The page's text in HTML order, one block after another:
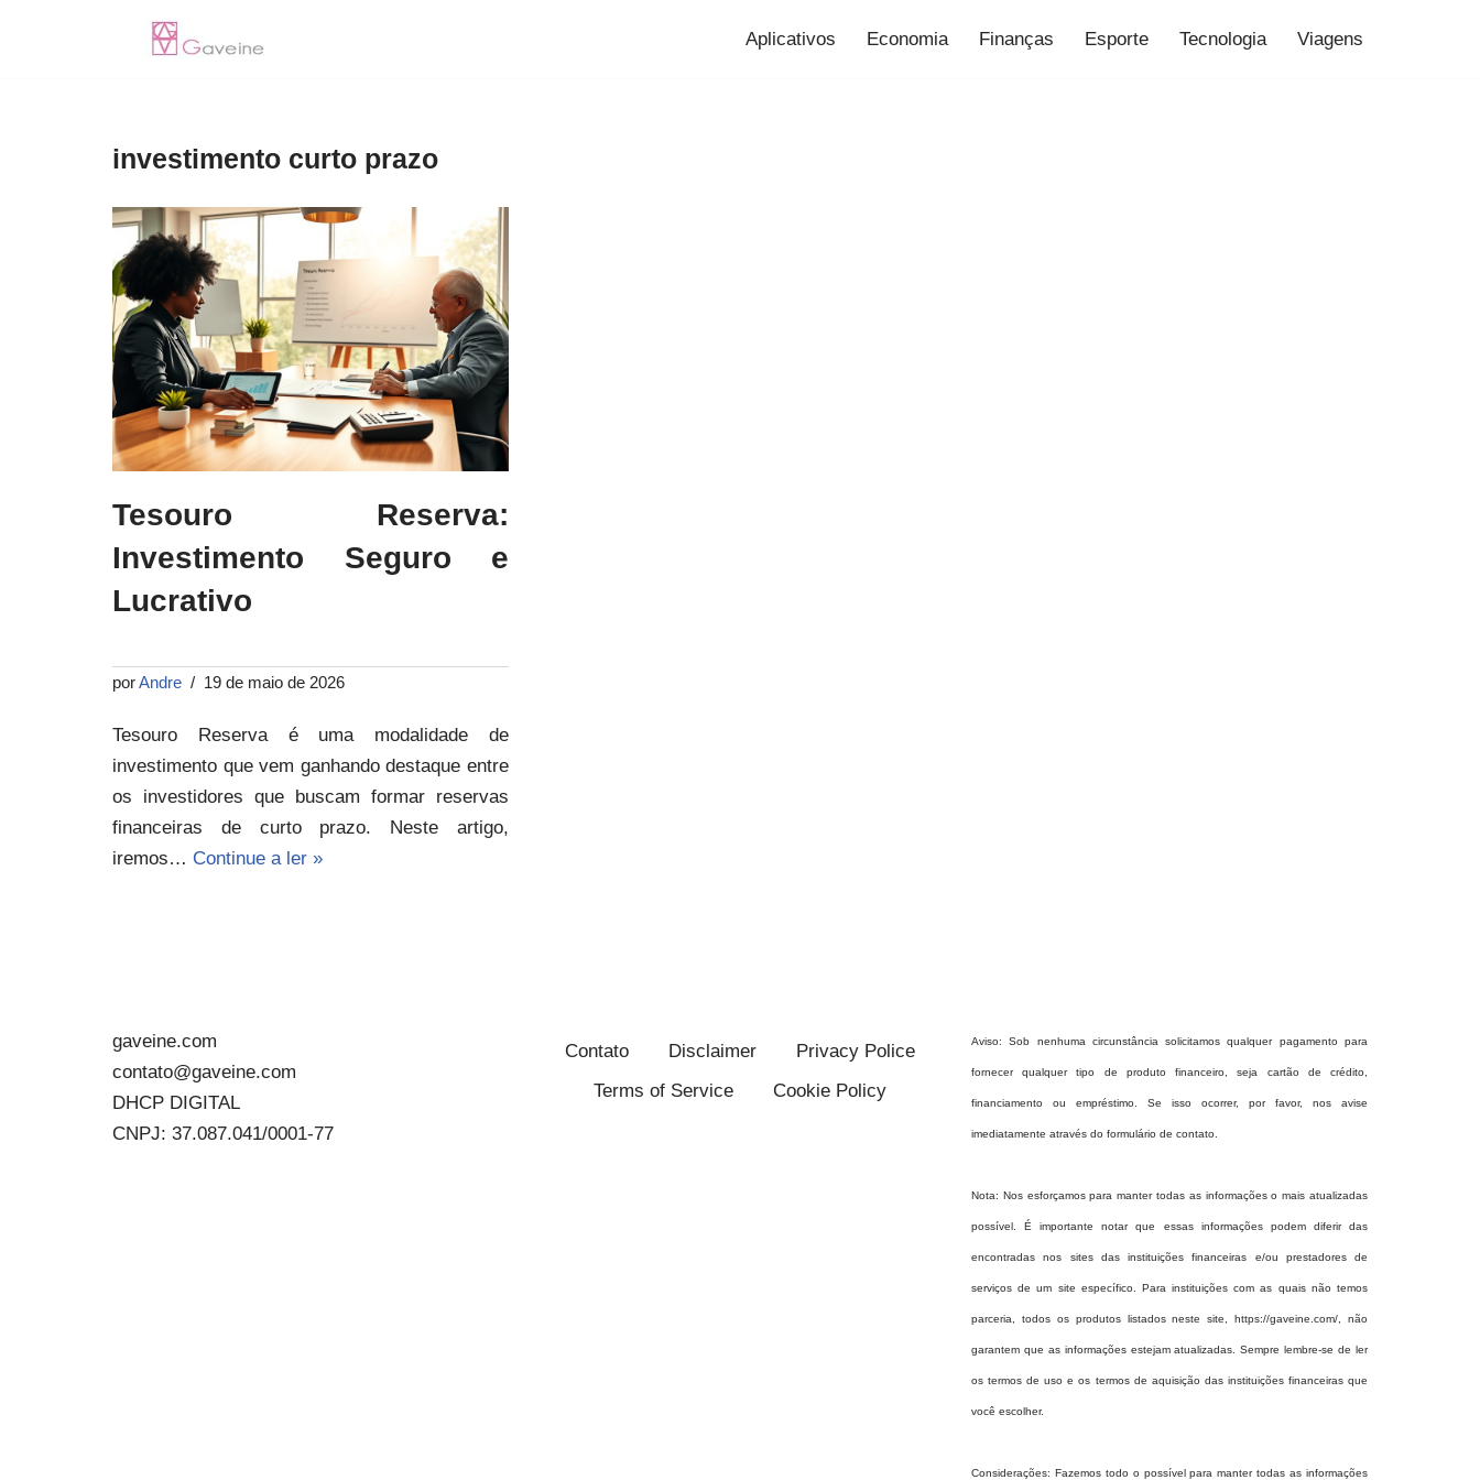
Aplicativos Economia Finanças Esporte Tecnologia Viagens
investimento curto prazo
Tesouro Reserva:
Investimento Seguro e
Lucrativo
porAndre 19 de maio de 2026
Tesouro Reserva é uma modalidade de
investimento que vem ganhando destaque entre
os investidores que buscam formar reservas
financeiras de curto prazo. Neste artigo,
iremos… Continue a ler »
gaveine.com
contato@gaveine.com
DHCP DIGITAL
CNPJ: 37.087.041/0001-77
Contato Disclaimer
Privacy Police
Terms of Service
Cookie Policy
Aviso: Sob nenhuma circunstância solicitamos qualquer pagamento para
fornecer qualquer tipo de produto financeiro, seja cartão de crédito,
financiamento ou empréstimo. Se isso ocorrer, por favor, nos avise
imediatamente através do formulário de contato.
Nota: Nos esforçamos para manter todas as informações o mais atualizadas
possível. É importante notar que essas informações podem diferir das
encontradas nos sites das instituições financeiras e/ou prestadores de
serviços de um site específico. Para instituições com as quais não temos
parceria, todos os produtos listados neste site,https://gaveine.com/ , não
garantem que as informações estejam atualizadas. Sempre lembre-se de ler
os termos de uso e os termos de aquisição das instituições financeiras que
você escolher.
Considerações: Fazemos todo o possível para manter todas as informações